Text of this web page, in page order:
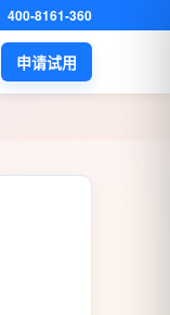
400-8161-360
申请试用